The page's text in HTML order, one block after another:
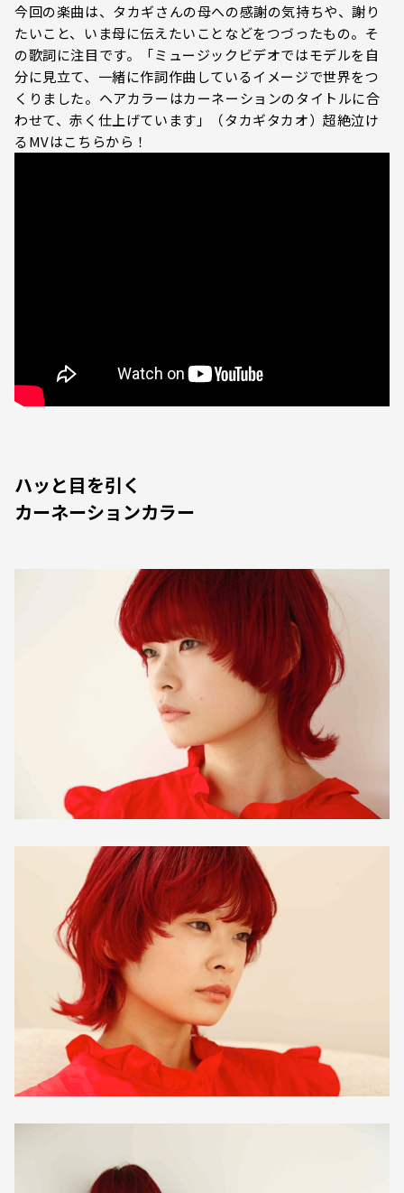
今回の楽曲は、タカギさんの母への感謝の気持ちや、謝り
たいこと、いま母に伝えたいことなどをつづったもの。そ
の歌詞に注目です。「ミュージックビデオではモデルを自
分に見立て、一緒に作詞作曲しているイメージで世界をつ
くりました。ヘアカラーはカーネーションのタイトルに合
わせて、赤く仕上げています」（タカギタカオ）超絶泣け
るMVはこちらから！
ハッと目を引く
カーネーションカラー